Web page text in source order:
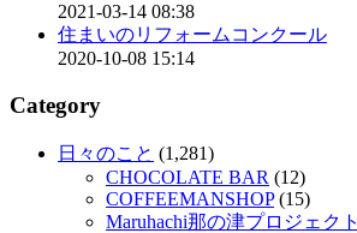
2021-03-14 08:38
住まいのリフォームコンクール
2020-10-08 15:14
Category
日々のこと (1,281)
CHOCOLATE BAR (12)
COFFEEMANSHOP(15)
Maruhachi那の津プロジェクト